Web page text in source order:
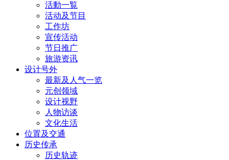
活動一覧
活动及节目
工作坊
宣传活动
节日推广
旅游资讯
设计号外
最新及人气一览
元创领域
设计视野
人物访谈
文化生活
位置及交通
历史传承
历史轨迹